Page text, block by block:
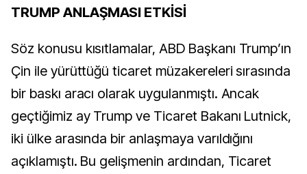
TRUMP ANLAŞMASI ETKİSİ
Söz konusu kısıtlamalar, ABD Başkanı Trump’ın
Çin ile yürüttüğü ticaret müzakereleri sırasında
bir baskı aracı olarak uygulanmıştı. Ancak
geçtiğimiz ay Trump ve Ticaret Bakanı Lutnick,
iki ülke arasında bir anlaşmaya varıldığını
açıklamıştı. Bu gelişmenin ardından, Ticaret